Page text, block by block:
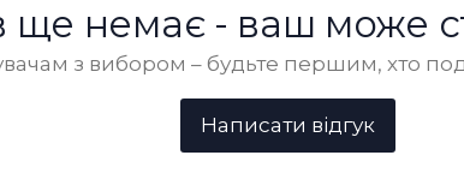
ще немає - ваш може
з вибором – будьте першим, хто